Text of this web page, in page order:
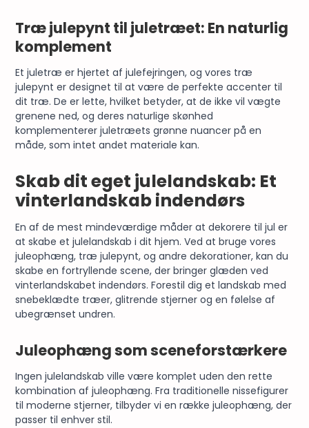
Træ julepynt til juletræet: En naturlig
komplement
Et juletræ er hjertet af julefejringen, og vores træ
julepynt er designet til at være de perfekte accenter til
dit træ. De er lette, hvilket betyder, at de ikke vil vægte
grenene ned, og deres naturlige skønhed
komplementerer juletræets grønne nuancer på en
måde, som intet andet materiale kan.
Skab dit eget julelandskab: Et
vinterlandskab indendørs
En af de mest mindeværdige måder at dekorere til jul er
at skabe et julelandskab i dit hjem. Ved at bruge vores
juleophæng, træ julepynt, og andre dekorationer, kan du
skabe en fortryllende scene, der bringer glæden ved
vinterlandskabet indendørs. Forestil dig et landskab med
snebeklædte træer, glitrende stjerner og en følelse af
ubegrænset undren.
Juleophæng som sceneforstærkere
Ingen julelandskab ville være komplet uden den rette
kombination af juleophæng. Fra traditionellenissefigurer
til moderne stjerner, tilbyder vi en række juleophæng, der
passer til enhver stil.